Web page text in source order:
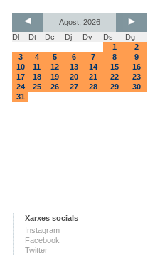
Agost, 2026
Dl
Dt Dc Dj Dv Ds
Dg
1
2
3
4 5 6 7 8
9
10
11 12 13 14 15
16
17
18 19 20 21 22
23
24
25 26 27 28 29
30
31
Xarxes socials
Instagram
Facebook
Twitter